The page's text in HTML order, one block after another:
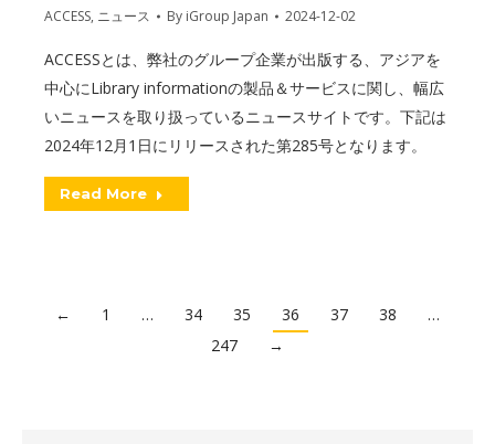
ACCESS, ニュース By iGroup Japan 2024-12-02
ACCESSとは、弊社のグループ企業が出版する、アジアを
中心にLibrary informationの製品＆サービスに関し、幅広
いニュースを取り扱っているニュースサイトです。下記は
2024年12月1日にリリースされた第285号となります。
Read More
← 1 … 34 35 36 37 38
…
247
→